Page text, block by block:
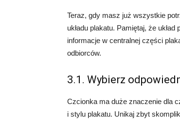
Teraz, gdy masz już wszystkie
układu plakatu. Pamiętaj, że
informacje w centralnej części
odbiorców.
3.1. Wybierz
Czcionka ma duże znaczenie dla
i stylu plakatu. Unikaj zbyt